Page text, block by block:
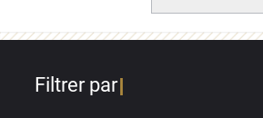
Filtrer par